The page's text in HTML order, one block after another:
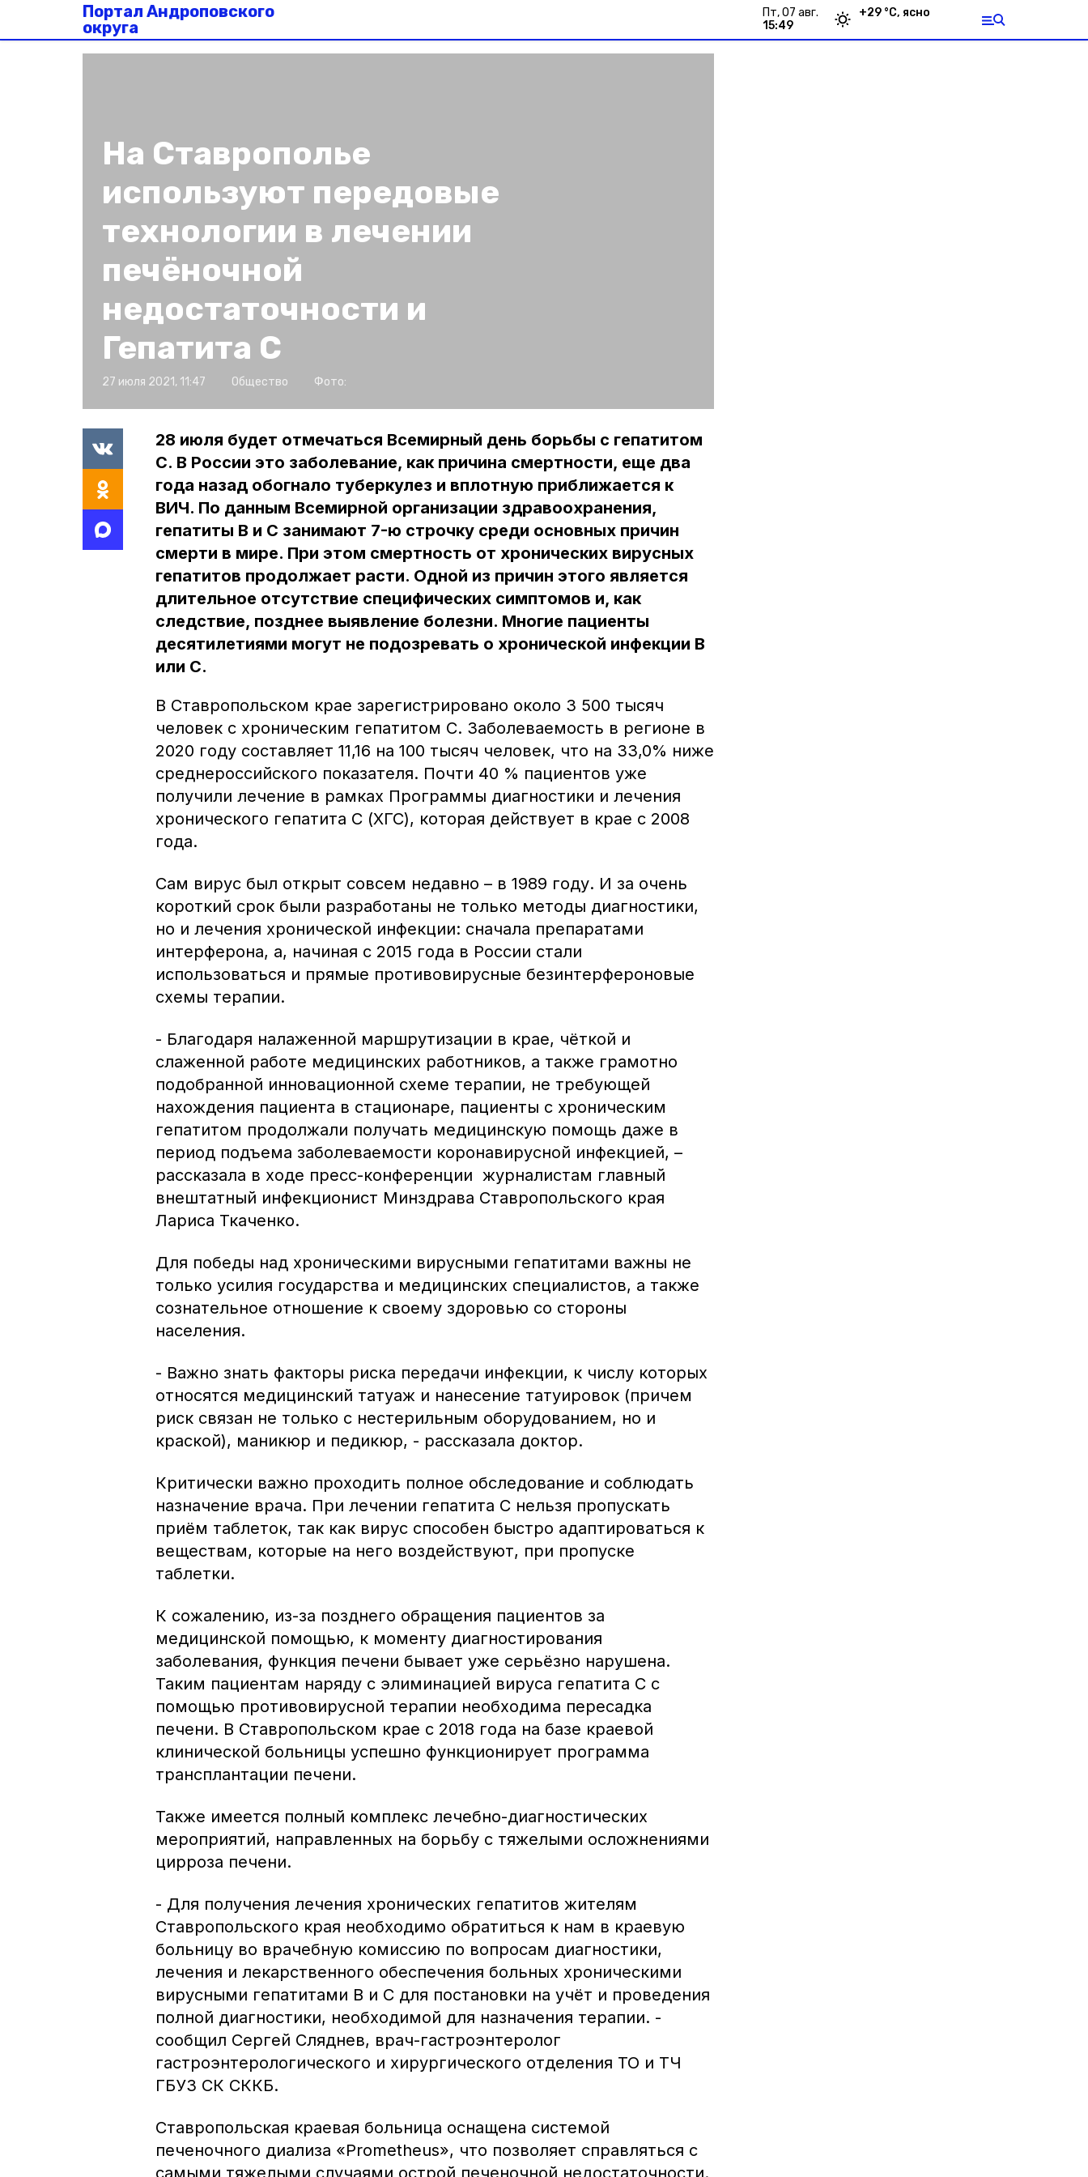
Портал Андроповского
округа
пт, 07 авг.
15:49
+29 °С, ясно
На Ставрополье
используют передовые
технологии в лечении
печёночной
недостаточности и
Гепатита С
27 июля 2021, 11:47 Общество Фото:
28 июля будет отмечаться Всемирный день борьбы с гепатитом
С. В России это заболевание, как причина смертности, еще два
года назад обогнало туберкулез и вплотную приближается к
ВИЧ. По данным Всемирной организации здравоохранения,
гепатиты В и С занимают 7-ю строчку среди основных причин
смерти в мире. При этом смертность от хронических вирусных
гепатитов продолжает расти. Одной из причин этого является
длительное отсутствие специфических симптомов и, как
следствие, позднее выявление болезни. Многие пациенты
десятилетиями могут не подозревать о хронической инфекции В
или С.
В Ставропольском крае зарегистрировано около 3 500 тысяч
человек с хроническим гепатитом С. Заболеваемость в регионе в
2020 году составляет 11,16 на 100 тысяч человек, что на 33,0% ниже
среднероссийского показателя. Почти 40 % пациентов уже
получили лечение в рамках Программы диагностики и лечения
хронического гепатита С (ХГС), которая действует в крае с 2008
года.
Сам вирус был открыт совсем недавно – в 1989 году. И за очень
короткий срок были разработаны не только методы диагностики,
но и лечения хронической инфекции: сначала препаратами
интерферона, а, начиная с 2015 года в России стали
использоваться и прямые противовирусные безинтерфероновые
схемы терапии.
- Благодаря налаженной маршрутизации в крае, чёткой и
слаженной работе медицинских работников, а также грамотно
подобранной инновационной схеме терапии, не требующей
нахождения пациента в стационаре, пациенты с хроническим
гепатитом продолжали получать медицинскую помощь даже в
период подъема заболеваемости коронавирусной инфекцией, –
рассказала в ходе пресс-конференции журналистам главный
внештатный инфекционист Минздрава Ставропольского края
Лариса Ткаченко.
Для победы над хроническими вирусными гепатитами важны не
только усилия государства и медицинских специалистов, а также
сознательное отношение к своему здоровью со стороны
населения.
- Важно знать факторы риска передачи инфекции, к числу которых
относятся медицинский татуаж и нанесение татуировок (причем
риск связан не только с нестерильным оборудованием, но и
краской), маникюр и педикюр, - рассказала доктор.
Критически важно проходить полное обследование и соблюдать
назначение врача. При лечении гепатита С нельзя пропускать
приём таблеток, так как вирус способен быстро адаптироваться к
веществам, которые на него воздействуют, при пропуске
таблетки.
К сожалению, из-за позднего обращения пациентов за
медицинской помощью, к моменту диагностирования
заболевания, функция печени бывает уже серьёзно нарушена.
Таким пациентам наряду с элиминацией вируса гепатита С с
помощью противовирусной терапии необходима пересадка
печени. В Ставропольском крае с 2018 года на базе краевой
клинической больницы успешно функционирует программа
трансплантации печени.
Также имеется полный комплекс лечебно-диагностических
мероприятий, направленных на борьбу с тяжелыми осложнениями
цирроза печени.
- Для получения лечения хронических гепатитов жителям
Ставропольского края необходимо обратиться к нам в краевую
больницу во врачебную комиссию по вопросам диагностики,
лечения и лекарственного обеспечения больных хроническими
вирусными гепатитами В и С для постановки на учёт и проведения
полной диагностики, необходимой для назначения терапии. -
сообщил Сергей Сляднев, врач-гастроэнтеролог
гастроэнтерологического и хирургического отделения ТО и ТЧ
ГБУЗ СК СККБ.
Ставропольская краевая больница оснащена системой
печеночного диализа «Prometheus», что позволяет справляться с
самыми тяжелыми случаями острой печеночной недостаточности.